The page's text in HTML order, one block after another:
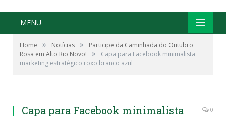
MENU
Home » Notícias »
Participe da Caminhada do Outubro
Rosa em Alto Rio Novo!
»
Capa para Facebook minimalista
marketing estratégico roxo branco azul
Capa para Facebook minimalista
0